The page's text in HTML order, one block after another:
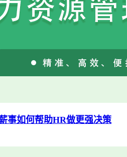
事如何帮助HR做更强决策